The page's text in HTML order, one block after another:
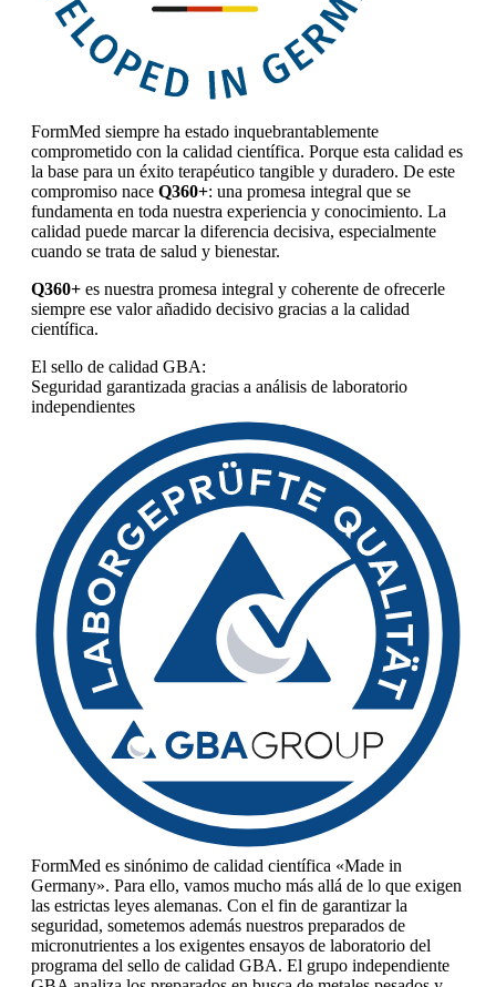
FormMed siempre ha estado inquebrantablemente
comprometido con la calidad científica. Porque esta calidad es
la base para un éxito terapéutico tangible y duradero. De este
compromiso nace Q360+: una promesa integral que se
fundamenta en toda nuestra experiencia y conocimiento. La
calidad puede marcar la diferencia decisiva, especialmente
cuando se trata de salud y bienestar.
Q360+ es nuestra promesa integral y coherente de ofrecerle
siempre ese valor añadido decisivo gracias a la calidad
científica.
El sello de calidad GBA:
Seguridad garantizada gracias a análisis de laboratorio
independientes
FormMed es sinónimo de calidad científica «Made in
Germany». Para ello, vamos mucho más allá de lo que exigen
las estrictas leyes alemanas. Con el fin de garantizar la
seguridad, sometemos además nuestros preparados de
micronutrientes a los exigentes ensayos de laboratorio del
programa del sello de calidad GBA. El grupo independiente